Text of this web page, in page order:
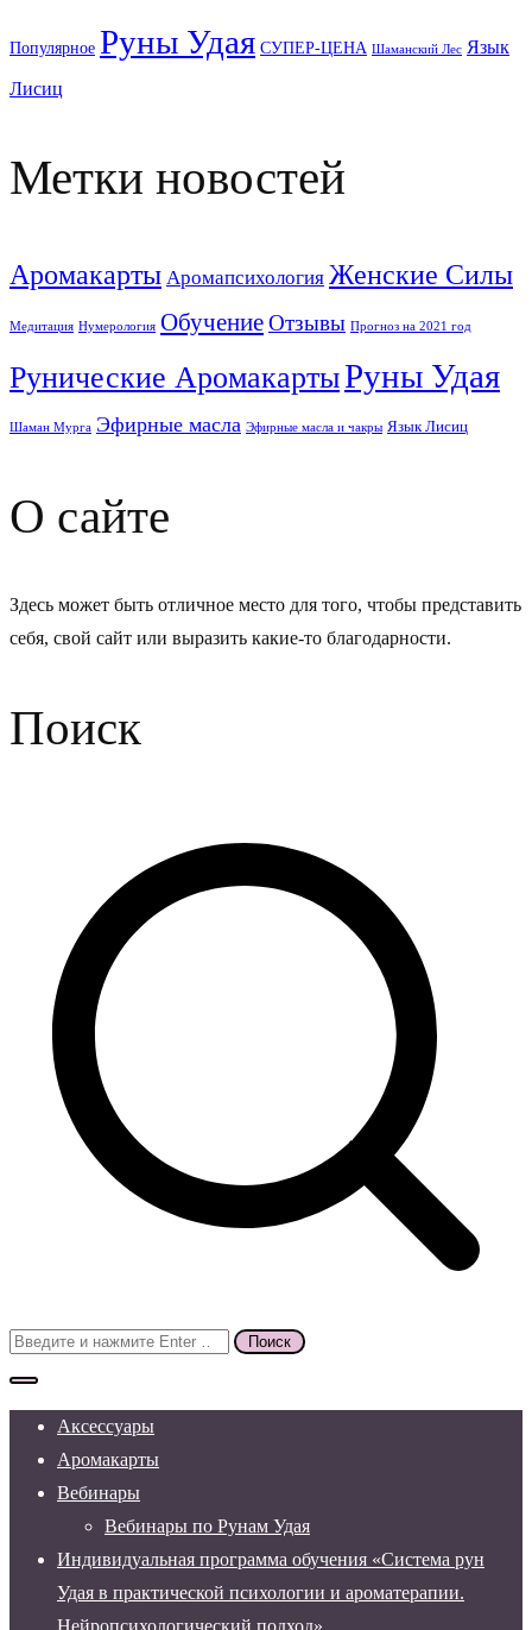
Популярное Руны Удая СУПЕР-ЦЕНА Шаманский Лес Язык
Лисиц
Метки новостей
Аромакарты Аромапсихология Женские Силы
Медитация Нумерология ОбучениеОтзывы Прогноз на 2021 год
Рунические АромакартыРуны Удая
Шаман Мурга Эфирные масла Эфирные масла и чакры Язык Лисиц
О сайте
Здесь может быть отличное место для того, чтобы представить
себя, свой сайт или выразить какие-то благодарности.
Поиск
Поиск
для:
Аксессуары
Аромакарты
Вебинары
Вебинары по Рунам Удая
Индивидуальная программа обучения «Система рун
Удая в практической психологии и ароматерапии.
Нейропсихологический подход»